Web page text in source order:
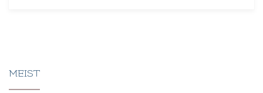
MEIST